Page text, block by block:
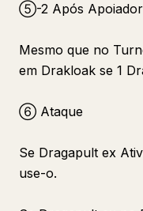
⑤-2 Após Apoiador
Mesmo que no
em Drakloak se 1
⑥ Ataque
Se Dragapult ex
use-o.